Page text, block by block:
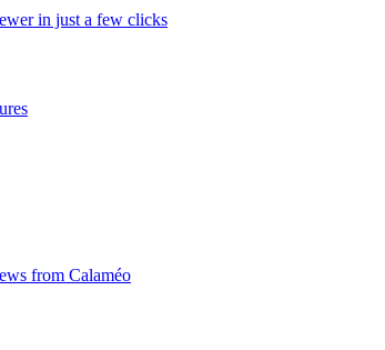
in just a few clicks
from Calaméo